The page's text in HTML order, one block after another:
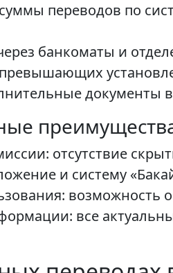
переводов по
банкоматы и
документы
отсутствие
и систему
все